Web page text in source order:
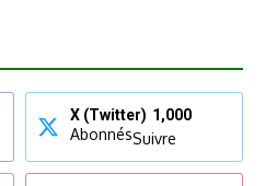
X (Twitter) 1,000
AbonnésSuivre